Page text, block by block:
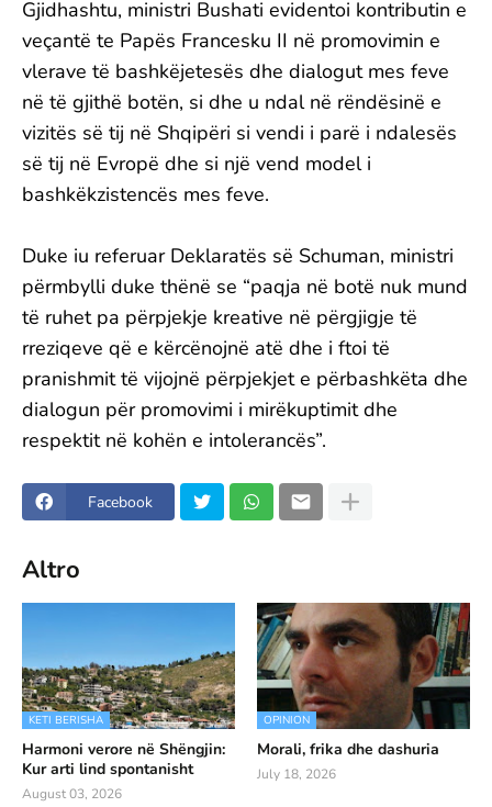
Gjidhashtu, ministri Bushati evidentoi kontributin e
veçantë te Papës Francesku II në promovimin e
vlerave të bashkëjetesës dhe dialogut mes feve
në të gjithë botën, si dhe u ndal në rëndësinë e
vizitës së tij në Shqipëri si vendi i parë i ndalesës
së tij në Evropë dhe si një vend model i
bashkëkzistencës mes feve.
Duke iu referuar Deklaratës së Schuman, ministri
përmbylli duke thënë se “paqja në botë nuk mund
të ruhet pa përpjekje kreative në përgjigje të
rreziqeve që e kërcënojnë atë dhe i ftoi të
pranishmit të vijojnë përpjekjet e përbashkëta dhe
dialogun për promovimi i mirëkuptimit dhe
respektit në kohën e intolerancës”.
Facebook
Altro
KETI BERISHA
Harmoni verore në Shëngjin:
Kur arti lind spontanisht
August 03, 2026
OPINION
Morali, frika dhe dashuria
July 18, 2026